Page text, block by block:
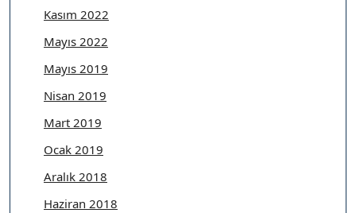
Kasım 2022
Mayıs 2022
Mayıs 2019
Nisan 2019
Mart 2019
Ocak 2019
Aralık 2018
Haziran 2018